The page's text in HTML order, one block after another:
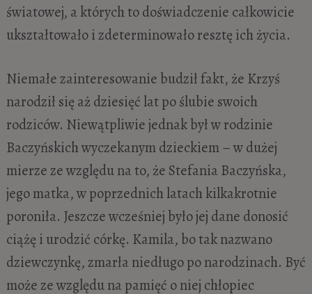
światowej, a których to doświadczenie całkowicie
ukształtowało i zdeterminowało resztę ich życia.
Niemałe zainteresowanie budził fakt, że Krzyś
narodził się aż dziesięć lat po ślubie swoich
rodziców. Niewątpliwie jednak był w rodzinie
Baczyńskich wyczekanym dzieckiem – w dużej
mierze ze względu na to, że Stefania Baczyńska,
jego matka, w poprzednich latach kilkakrotnie
poroniła. Jeszcze wcześniej było jej dane donosić
ciążę i urodzić córkę. Kamila, bo tak nazwano
dziewczynkę, zmarła niedługo po narodzinach. Być
może ze względu na pamięć o niej chłopiec